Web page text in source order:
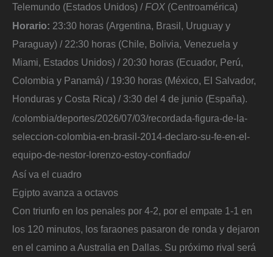
Telemundo (Estados Unidos) / FOX (Centroamérica)
Horario: 23:30 horas (Argentina, Brasil, Uruguay y
Paraguay) / 22:30 horas (Chile, Bolivia, Venezuela y
Miami, Estados Unidos) / 20:30 horas (Ecuador, Perú,
Colombia y Panamá) / 19:30 horas (México, El Salvador,
Honduras y Costa Rica) / 3:30 del 4 de junio (España).
/colombia/deportes/2026/07/03/recordada-figura-de-la-
seleccion-colombia-en-brasil-2014-declaro-su-fe-en-el-
equipo-de-nestor-lorenzo-estoy-confiado/
Así va el cuadro
Egipto avanza a octavos
Con triunfo en los penales por 4-2, por el empate 1-1 en
los 120 minutos, los faraones pasaron de ronda y dejaron
en el camino a Australia en Dallas. Su próximo rival será